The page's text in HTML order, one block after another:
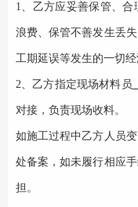
1、乙方应妥善保管、
浪费、保管不善发生丢
工期延误等发生的一切经
2、乙方指定现场材料员
对接，负责现场收料。
如施工过程中乙方人员
处备案，如未履行相应
担。